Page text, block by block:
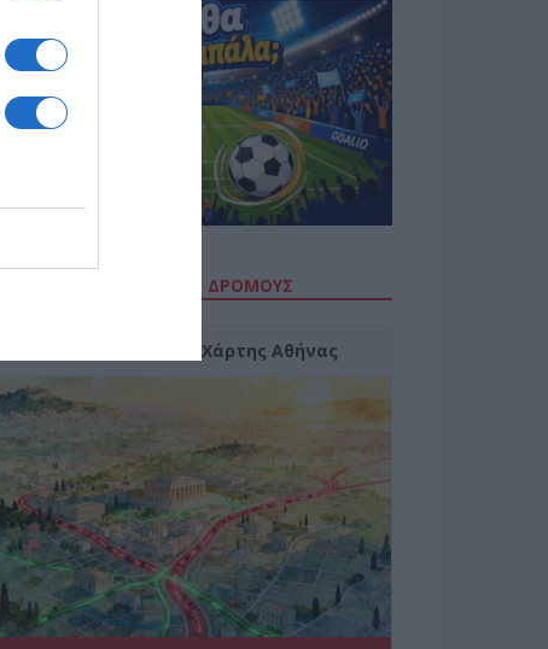
ΤΗΝ ΚΙΝΗΣΗ ΣΤΟΥΣ ΔΡΌΜΟΥΣ
Κίνηση Τώρα: Live Χάρτης Αθήνας